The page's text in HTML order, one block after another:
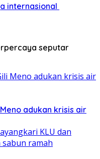
internasional
seputar
adukan krisis air